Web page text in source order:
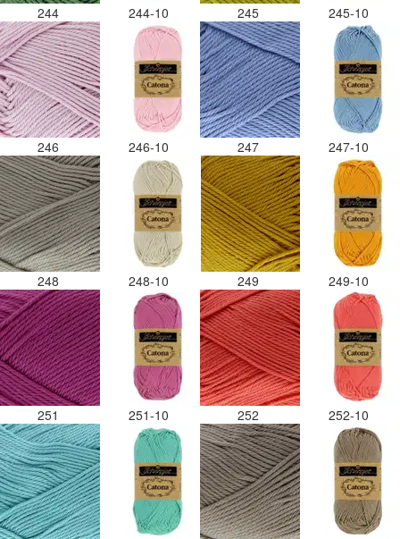
244 244-10 245 245-10
246 246-10 247 247-10
248 248-10 249 249-10
251 251-10 252 252-10